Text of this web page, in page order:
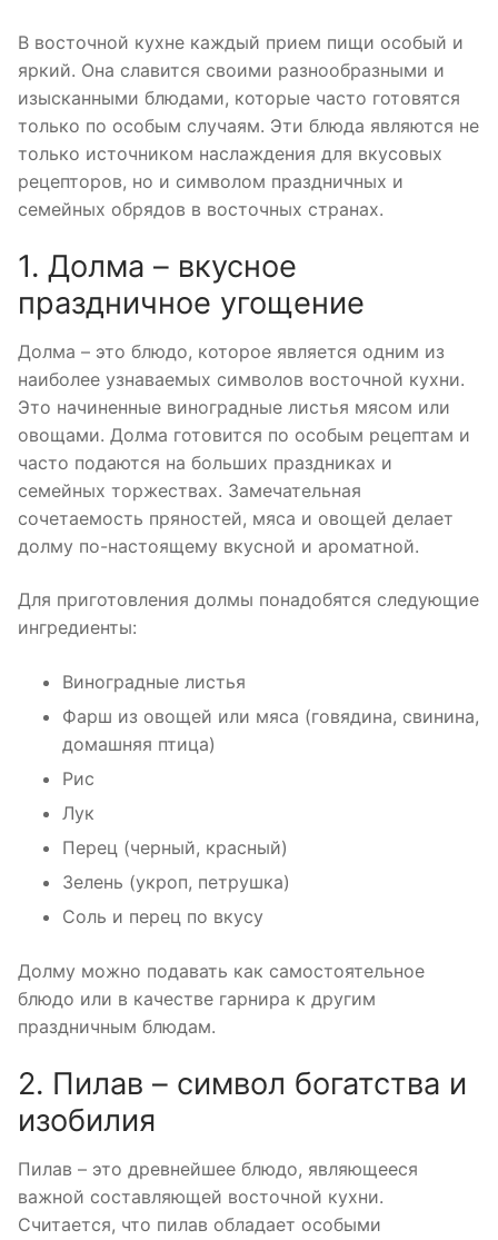
В восточной кухне каждый прием пищи особый и
яркий. Она славится своими разнообразными и
изысканными блюдами, которые часто готовятся
только по особым случаям. Эти блюда являются не
только источником наслаждения для вкусовых
рецепторов, но и символом праздничных и
семейных обрядов в восточных странах.
1. Долма – вкусное
праздничное угощение
Долма – это блюдо, которое является одним из
наиболее узнаваемых символов восточной кухни.
Это начиненные виноградные листья мясом или
овощами. Долма готовится по особым рецептам и
часто подаются на больших праздниках и
семейных торжествах. Замечательная
сочетаемость пряностей, мяса и овощей делает
долму по-настоящему вкусной и ароматной.
Для приготовления долмы понадобятся следующие
ингредиенты:
Виноградные листья
Фарш из овощей или мяса (говядина, свинина,
домашняя птица)
Рис
Лук
Перец (черный, красный)
Зелень (укроп, петрушка)
Соль и перец по вкусу
Долму можно подавать как самостоятельное
блюдо или в качестве гарнира к другим
праздничным блюдам.
2. Пилав – символ богатства и
изобилия
Пилав – это древнейшее блюдо, являющееся
важной составляющей восточной кухни.
Считается, что пилав обладает особыми